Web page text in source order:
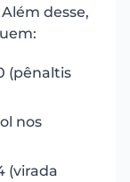
desse,
(pênaltis
nos
(virada